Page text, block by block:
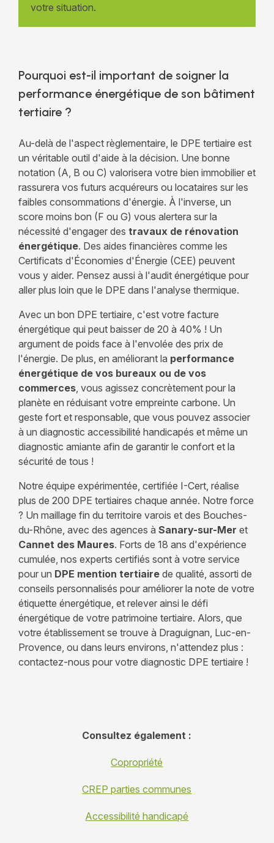
votre situation.
Pourquoi est-il important de soigner la
performance énergétique de son bâtiment
tertiaire ?
Au-delà de l'aspect règlementaire, le DPE tertiaire est
un véritable outil d'aide à la décision. Une bonne
notation (A, B ou C) valorisera votre bien immobilier et
rassurera vos futurs acquéreurs ou locataires sur les
faibles consommations d'énergie. À l'inverse, un
score moins bon (F ou G) vous alertera sur la
nécessité d'engager des travaux de rénovation
énergétique. Des aides financières comme les
Certificats d'Économies d'Énergie (CEE) peuvent
vous y aider. Pensez aussi à l'audit énergétique pour
aller plus loin que le DPE dans l'analyse thermique.
Avec un bon DPE tertiaire, c'est votre facture
énergétique qui peut baisser de 20 à 40% ! Un
argument de poids face à l'envolée des prix de
l'énergie. De plus, en améliorant la performance
énergétique de vos bureaux ou de vos
commerces, vous agissez concrètement pour la
planète en réduisant votre empreinte carbone. Un
geste fort et responsable, que vous pouvez associer
à un diagnostic accessibilité handicapés et même un
diagnostic amiante afin de garantir le confort et la
sécurité de tous !
Notre équipe expérimentée, certifiée I-Cert, réalise
plus de 200 DPE tertiaires chaque année. Notre force
? Un maillage fin du territoire varois et des Bouches-
du-Rhône, avec des agences à Sanary-sur-Mer et
Cannet des Maures. Forts de 18 ans d'expérience
cumulée, nos experts certifiés sont à votre service
pour un DPE mention tertiairede qualité, assorti de
conseils personnalisés pour améliorer la note de votre
étiquette énergétique, et relever ainsi le défi
énergétique de votre patrimoine tertiaire. Alors, que
votre établissement se trouve à Draguignan, Luc-en-
Provence, ou dans leurs environs, n'attendez plus :
contactez-nous pour votre diagnostic DPE tertiaire !
Consultez également :
Copropriété
CREP parties communes
Accessibilité handicapé